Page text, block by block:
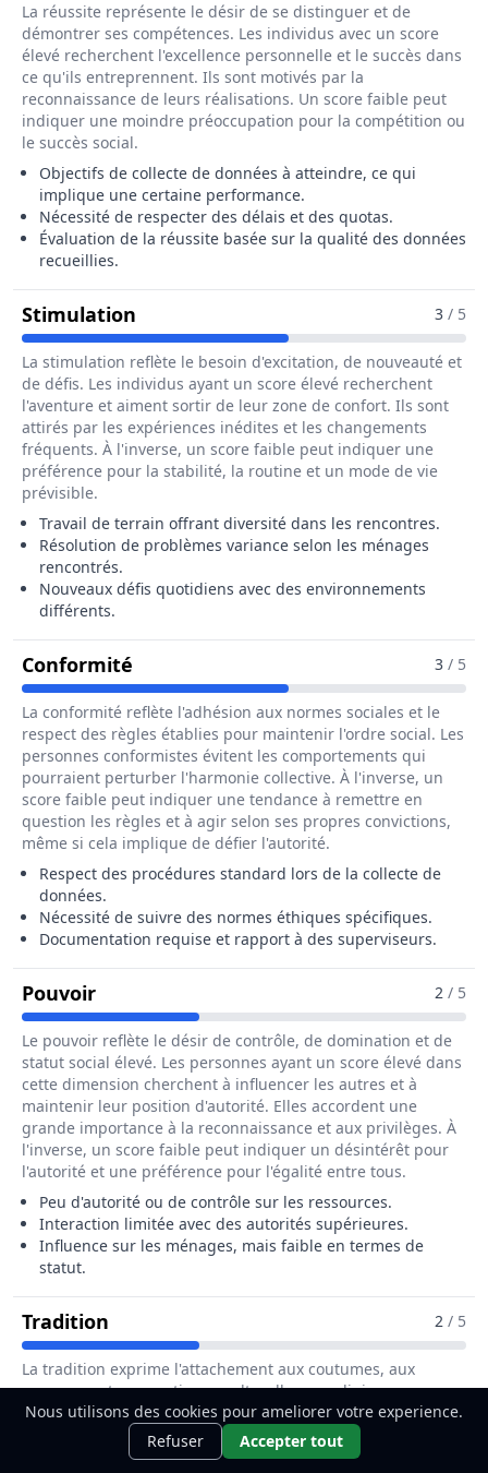
La réussite représente le désir de se distinguer et de
démontrer ses compétences. Les individus avec un score
élevé recherchent l'excellence personnelle et le succès dans
ce qu'ils entreprennent. Ils sont motivés par la
reconnaissance de leurs réalisations. Un score faible peut
indiquer une moindre préoccupation pour la compétition ou
le succès social.
Objectifs de collecte de données à atteindre, ce qui
implique une certaine performance.
Nécessité de respecter des délais et des quotas.
Évaluation de la réussite basée sur la qualité des données
recueillies.
Stimulation Pour Le Métier De Agent 3 / 5
La stimulation reflète le besoin d'excitation, de nouveauté et
de défis. Les individus ayant un score élevé recherchent
l'aventure et aiment sortir de leur zone de confort. Ils sont
attirés par les expériences inédites et les changements
fréquents. À l'inverse, un score faible peut indiquer une
préférence pour la stabilité, la routine et un mode de vie
prévisible.
Travail de terrain offrant diversité dans les rencontres.
Résolution de problèmes variance selon les ménages
rencontrés.
Nouveaux défis quotidiens avec des environnements
différents.
Conformité Pour Le Métier De Agent 3 / 5
La conformité reflète l'adhésion aux normes sociales et le
respect des règles établies pour maintenir l'ordre social. Les
personnes conformistes évitent les comportements qui
pourraient perturber l'harmonie collective. À l'inverse, un
score faible peut indiquer une tendance à remettre en
question les règles et à agir selon ses propres convictions,
même si cela implique de défier l'autorité.
Respect des procédures standard lors de la collecte de
données.
Nécessité de suivre des normes éthiques spécifiques.
Documentation requise et rapport à des superviseurs.
PouvoirPour Le Métier De Agent Recenseur /
2 / 5
Le pouvoir reflète le désir de contrôle, de domination et de
statut social élevé. Les personnes ayant un score élevé dans
cette dimension cherchent à influencer les autres et à
maintenir leur position d'autorité. Elles accordent une
grande importance à la reconnaissance et aux privilèges. À
l'inverse, un score faible peut indiquer un désintérêt pour
l'autorité et une préférence pour l'égalité entre tous.
Peu d'autorité ou de contrôle sur les ressources.
Interaction limitée avec des autorités supérieures.
Influence sur les ménages, mais faible en termes de
statut.
Tradition Pour Le Métier De Agent Recenseur /
2 / 5
La tradition exprime l'attachement aux coutumes, aux
croyances et aux pratiques culturelles ou religieuses
transmises de génération en génération. Les personnes
ayant un score élevé respectent les valeurs héritées du
passé et cherchent à préserver ces traditions. Un score
Ce métier t'intéresse ?Découvre
comment le devenir.
Nous utilisons des cookies pour ameliorer votre experience.
Refuser
Accepter tout